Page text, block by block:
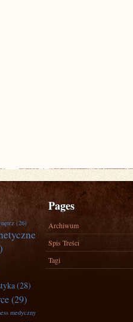
(26)
(28)
(29)
medyczny
Pages
Archiwum
Spis Treści
Tagi